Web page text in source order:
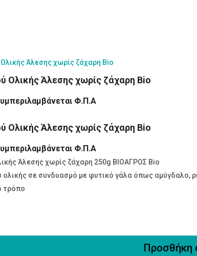
Ολικής Άλεσης χωρίς ζάχαρη Bio
Φ.Π.Α
Ολικής Άλεσης χωρίς ζάχαρη Bio
Φ.Π.Α
Άλεσης χωρίς ζάχαρη 250g ΒΙΟΑΓΡΟΣ Bio
ολικής σε συνδυασμό με φυτικό γάλα όπως αμύγδαλο,
τρόπο
Προσθήκη